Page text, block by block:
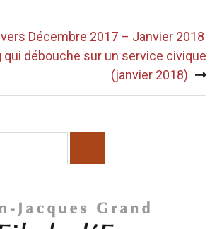
Décembre 2017 – Janvier 2018
qui débouche sur un service civique
(janvier 2018)